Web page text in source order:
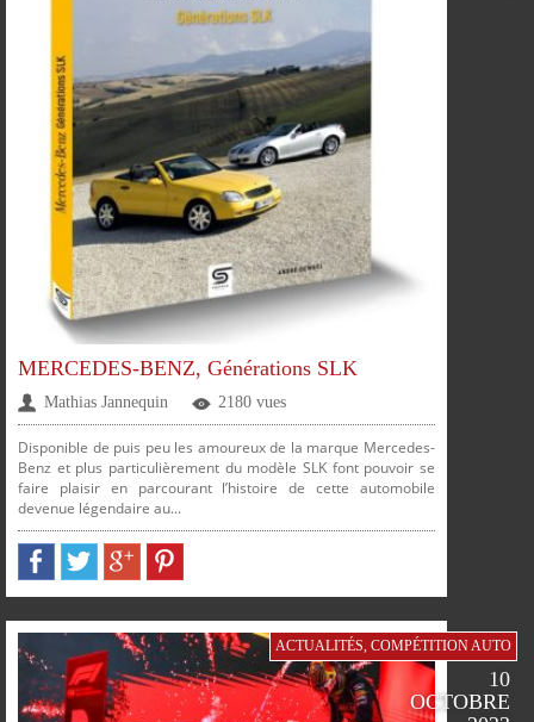
MERCEDES-BENZ, Générations SLK
Mathias Jannequin 2180 vues
Disponible de puis peu les amoureux de la marque Mercedes-
Benz et plus particulièrement du modèle SLK font pouvoir se
faire plaisir en parcourant l’histoire de cette automobile
devenue légendaire au...
ACTUALITÉS, COMPÉTITION AUTO
10
OCTOBRE